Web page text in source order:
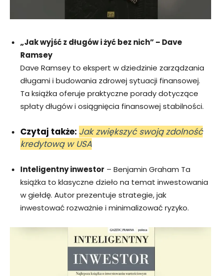
„Jak wyjść z długów i żyć bez nich” – Dave
Ramsey
Dave Ramsey to ekspert w dziedzinie zarządzania
długami i budowania zdrowej sytuacji finansowej.
Ta książka oferuje praktyczne porady dotyczące
spłaty długów i osiągnięcia finansowej stabilności.
Czytaj także: Jak zwiększyć swoją zdolność
kredytową w USA
Inteligentny inwestor – Benjamin Graham Ta
książka to klasyczne dzieło na temat inwestowania
w giełdę. Autor prezentuje strategie, jak
inwestować rozważnie i minimalizować ryzyko.